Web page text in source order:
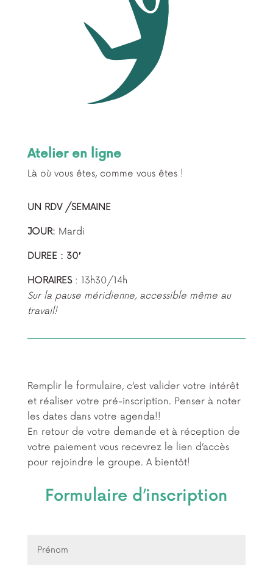
Atelier en ligne
Là où vous êtes, comme vous êtes !
UN RDV /SEMAINE
JOUR: Mardi
DUREE : 30′
HORAIRES: 13h30/14h
Sur la pause méridienne, accessible même au
travail!
Remplir le formulaire, c’est valider votre intérêt
et réaliser votre pré-inscription. Penser à noter
les dates dans votre agenda!!
En retour de votre demande et à réception de
votre paiement vous recevrez le lien d’accès
pour rejoindre le groupe. A bientôt!
Formulaire d’inscription